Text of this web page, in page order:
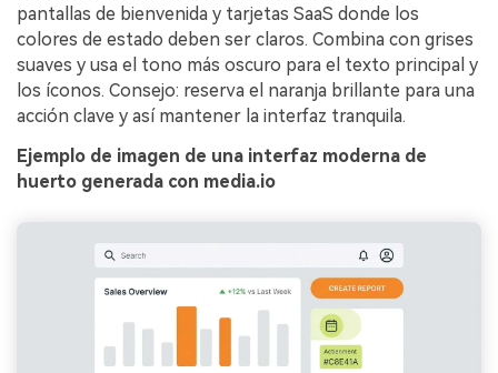
pantallas de bienvenida y tarjetas SaaS donde los
colores de estado deben ser claros. Combina con grises
suaves y usa el tono más oscuro para el texto principal y
los íconos. Consejo: reserva el naranja brillante para una
acción clave y así mantener la interfaz tranquila.
Ejemplo de imagen de una interfaz moderna de
huerto generada con media.io